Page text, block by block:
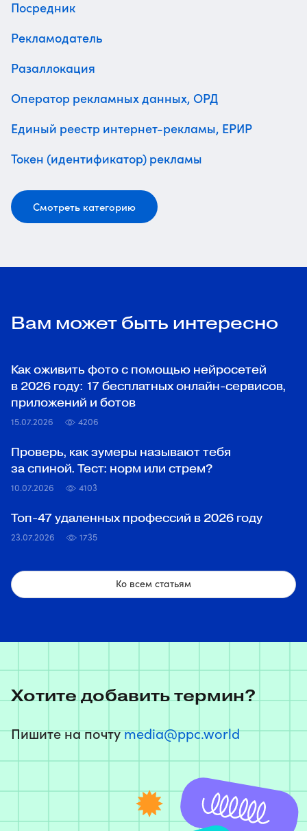
Посредник
Рекламодатель
Разаллокация
Оператор рекламных данных, ОРД
Единый реестр интернет-рекламы, ЕРИР
Токен (идентификатор) рекламы
Смотреть категорию
Вам может быть интересно
Как оживить фото с помощью нейросетей
в 2026 году: 17 бесплатных онлайн-сервисов,
приложений и ботов
15.07.2026 4206
Проверь, как зумеры называют тебя
за спиной. Тест: норм или стрем?
10.07.2026 4103
Топ‑47 удаленных профессий в 2026 году
23.07.2026 1735
Ко всем статьям
Хотите добавить термин?
Пишите на почтуmedia@ppc.world